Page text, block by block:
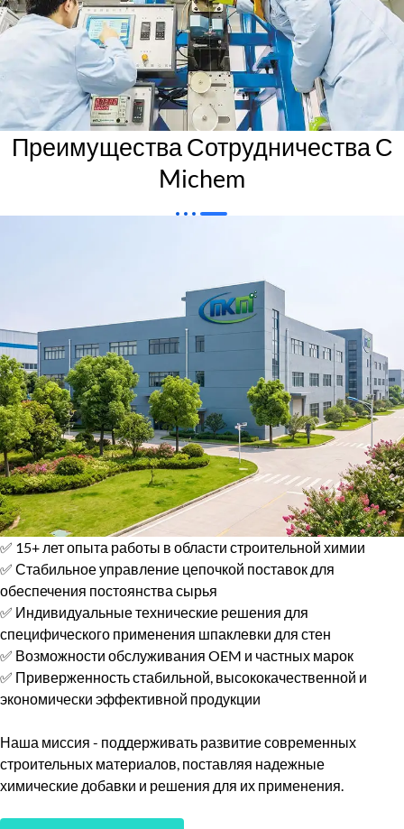
Преимущества Сотрудничества С
Michem
✅ 15+ лет опыта работы в области строительной химии
✅ Стабильное управление цепочкой поставок для
обеспечения постоянства сырья
✅ Индивидуальные технические решения для
специфического применения шпаклевки для стен
✅ Возможности обслуживания OEM и частных марок
✅ Приверженность стабильной, высококачественной и
экономически эффективной продукции
Наша миссия - поддерживать развитие современных
строительных материалов, поставляя надежные
химические добавки и решения для их применения.